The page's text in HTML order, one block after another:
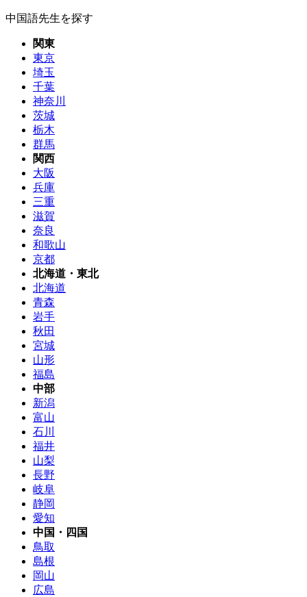
中国語先生を探す
関東
東京
埼玉
千葉
神奈川
茨城
栃木
群馬
関西
大阪
兵庫
三重
滋賀
奈良
和歌山
京都
北海道・東北
北海道
青森
岩手
秋田
宮城
山形
福島
中部
新潟
富山
石川
福井
山梨
長野
岐阜
静岡
愛知
中国・四国
鳥取
島根
岡山
広島